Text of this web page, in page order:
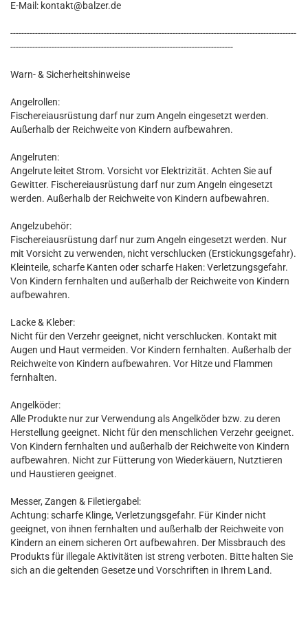
E-Mail: kontakt@balzer.de
--------------------------------------------------------------------------------------------------------
---------------------------------------------------------------------------------
Warn- & Sicherheitshinweise
Angelrollen:
Fischereiausrüstung darf nur zum Angeln eingesetzt werden.
Außerhalb der Reichweite von Kindern aufbewahren.
Angelruten:
Angelrute leitet Strom. Vorsicht vor Elektrizität. Achten Sie auf
Gewitter. Fischereiausrüstung darf nur zum Angeln eingesetzt
werden. Außerhalb der Reichweite von Kindern aufbewahren.
Angelzubehör:
Fischereiausrüstung darf nur zum Angeln eingesetzt werden. Nur
mit Vorsicht zu verwenden, nicht verschlucken (Erstickungsgefahr).
Kleinteile, scharfe Kanten oder scharfe Haken: Verletzungsgefahr.
Von Kindern fernhalten und außerhalb der Reichweite von Kindern
aufbewahren.
Lacke & Kleber:
Nicht für den Verzehr geeignet, nicht verschlucken. Kontakt mit
Augen und Haut vermeiden. Vor Kindern fernhalten. Außerhalb der
Reichweite von Kindern aufbewahren. Vor Hitze und Flammen
fernhalten.
Angelköder:
Alle Produkte nur zur Verwendung als Angelköder bzw. zu deren
Herstellung geeignet. Nicht für den menschlichen Verzehr geeignet.
Von Kindern fernhalten und außerhalb der Reichweite von Kindern
aufbewahren. Nicht zur Fütterung von Wiederkäuern, Nutztieren
und Haustieren geeignet.
Messer, Zangen & Filetiergabel:
Achtung: scharfe Klinge, Verletzungsgefahr. Für Kinder nicht
geeignet, von ihnen fernhalten und außerhalb der Reichweite von
Kindern an einem sicheren Ort aufbewahren. Der Missbrauch des
Produkts für illegale Aktivitäten ist streng verboten. Bitte halten Sie
sich an die geltenden Gesetze und Vorschriften in Ihrem Land.